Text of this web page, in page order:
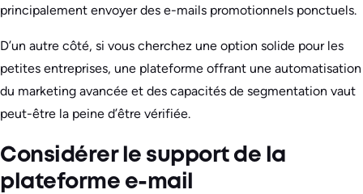
principalement envoyer des e-mails promotionnels ponctuels.
D’un autre côté, si vous cherchez une option solide pour les
petites entreprises, une plateforme offrant une automatisation
du marketing avancée et des capacités de segmentation vaut
peut-être la peine d’être vérifiée.
Considérer le support de la
plateforme e-mail